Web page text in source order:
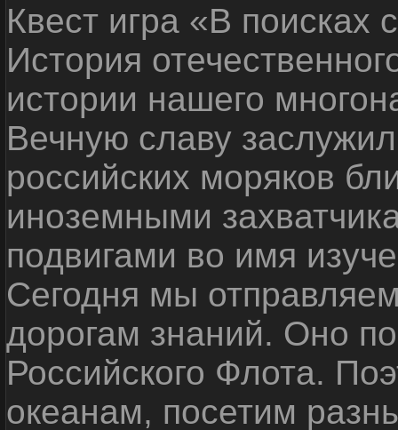
Квест игра «В
История
истории нашего
Вечную славу
российских моряков
иноземными
подвигами во имя
Сегодня мы
дорогам знаний. Оно
Российского Флота.
океанам, посетим